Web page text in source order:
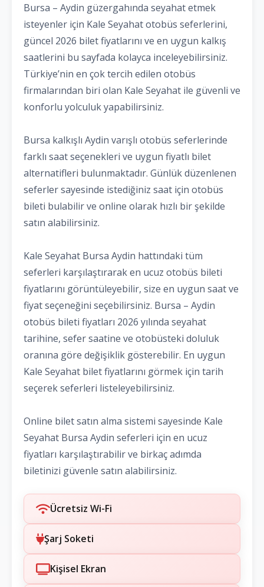
Bursa – Aydin güzergahında seyahat etmek
isteyenler için Kale Seyahat otobüs seferlerini,
güncel 2026 bilet fiyatlarını ve en uygun kalkış
saatlerini bu sayfada kolayca inceleyebilirsiniz.
Türkiye’nin en çok tercih edilen otobüs
firmalarından biri olan Kale Seyahat ile güvenli ve
konforlu yolculuk yapabilirsiniz.
Bursa kalkışlı Aydin varışlı otobüs seferlerinde
farklı saat seçenekleri ve uygun fiyatlı bilet
alternatifleri bulunmaktadır. Günlük düzenlenen
seferler sayesinde istediğiniz saat için otobüs
bileti bulabilir ve online olarak hızlı bir şekilde
satın alabilirsiniz.
Kale Seyahat Bursa Aydin hattındaki tüm
seferleri karşılaştırarak en ucuz otobüs bileti
fiyatlarını görüntüleyebilir, size en uygun saat ve
fiyat seçeneğini seçebilirsiniz. Bursa – Aydin
otobüs bileti fiyatları 2026 yılında seyahat
tarihine, sefer saatine ve otobüsteki doluluk
oranına göre değişiklik gösterebilir. En uygun
Kale Seyahat bilet fiyatlarını görmek için tarih
seçerek seferleri listeleyebilirsiniz.
Online bilet satın alma sistemi sayesinde Kale
Seyahat Bursa Aydin seferleri için en ucuz
fiyatları karşılaştırabilir ve birkaç adımda
biletinizi güvenle satın alabilirsiniz.
Ücretsiz Wi-Fi
Şarj Soketi
Kişisel Ekran